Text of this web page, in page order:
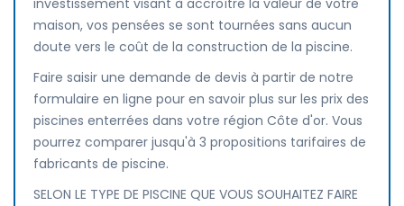
investissement visant à accroître la valeur de votre
maison, vos pensées se sont tournées sans aucun
doute vers le coût de la construction de la piscine.
Faire saisir une demande de devis à partir de notre
formulaire en ligne pour en savoir plus sur les prix des
piscines enterrées dans votre région Côte d'or. Vous
pourrez comparer jusqu'à 3 propositions tarifaires de
fabricants de piscine.
SELON LE TYPE DE PISCINE QUE VOUS SOUHAITEZ FAIRE